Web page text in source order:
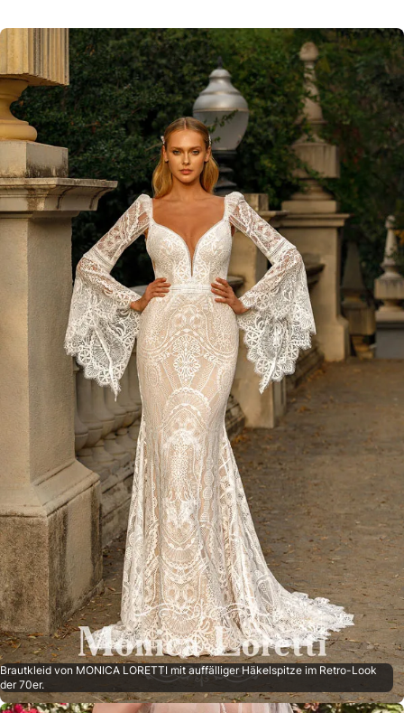
Brautkleid von MONICA LORETTI mit auffälliger Häkelspitze im Retro-Look
der 70er.